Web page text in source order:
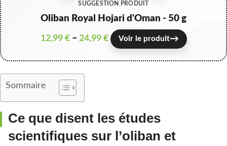
SUGGESTION PRODUIT
Oliban Royal Hojari d'Oman - 50 g
12,99 €– 24,99 € Voir le produit→
Sommaire
Ce que disent les études
scientifiques sur l’oliban et